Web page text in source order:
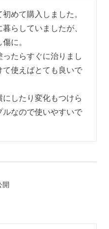
めて購入しました。
らしていましたが、
に。
たらすぐに治りまし
て使えばとても良いで
にしたり変化もつけら
ルなので使いやすいで
開